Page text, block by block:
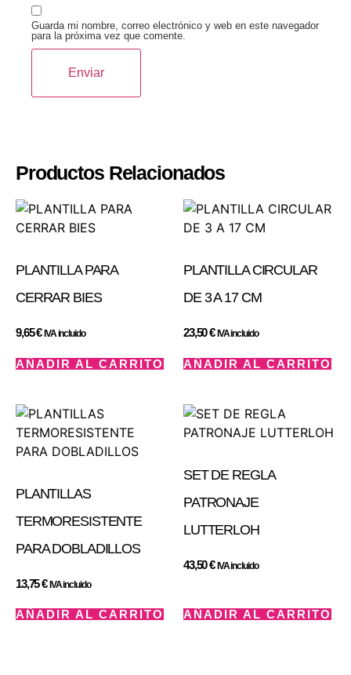
Guarda mi nombre, correo electrónico y web en este navegador
para la próxima vez que comente.
Productos Relacionados
PLANTILLA PARA
CERRAR BIES
9,65€ IVA incluido
AÑADIR AL CARRITO
PLANTILLA CIRCULAR
DE 3 A 17 CM
23,50€ IVA incluido
AÑADIR AL CARRITO
PLANTILLAS
TERMORESISTENTE
PARA DOBLADILLOS
13,75€ IVA incluido
AÑADIR AL CARRITO
SET DE REGLA
PATRONAJE
LUTTERLOH
43,50€ IVA incluido
AÑADIR AL CARRITO